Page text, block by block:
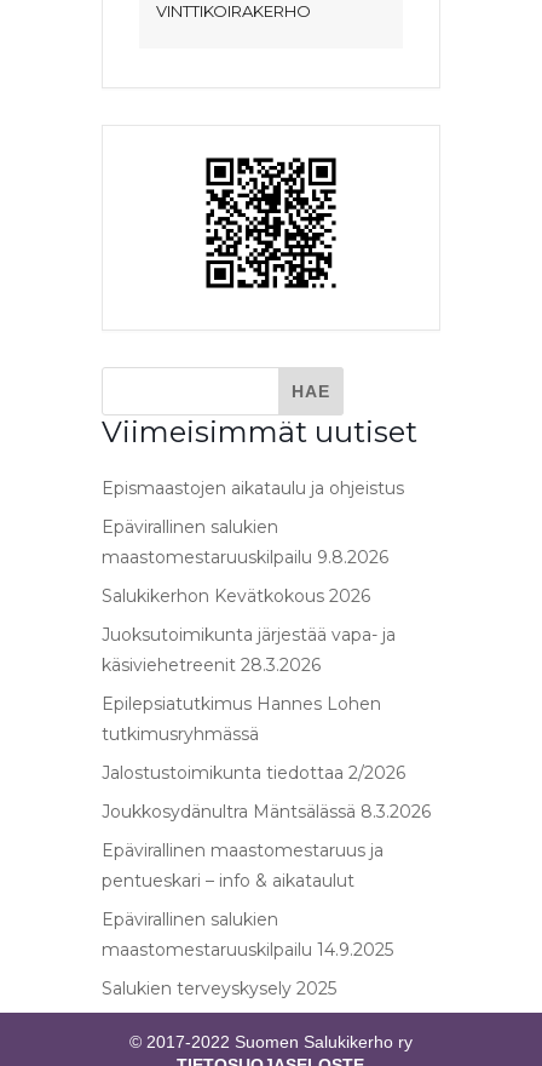
VINTTIKOIRAKERHO
Viimeisimmät uutiset
Epismaastojen aikataulu ja ohjeistus
Epävirallinen salukien
maastomestaruuskilpailu 9.8.2026
Salukikerhon Kevätkokous 2026
Juoksutoimikunta järjestää vapa- ja
käsiviehetreenit 28.3.2026
Epilepsiatutkimus Hannes Lohen
tutkimusryhmässä
Jalostustoimikunta tiedottaa 2/2026
Joukkosydänultra Mäntsälässä 8.3.2026
Epävirallinen maastomestaruus ja
pentueskari – info & aikataulut
Epävirallinen salukien
maastomestaruuskilpailu 14.9.2025
Salukien terveyskysely 2025
© 2017-2022 Suomen Salukikerho ry